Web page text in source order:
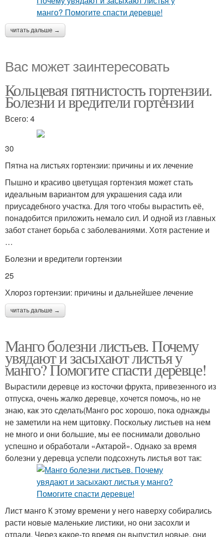
читать дальше →
Вас может заинтересовать
Кольцевая пятнистость гортензии.
Болезни и вредители гортензии
Всего: 4
30
Пятна на листьях гортензии: причины и их лечение
Пышно и красиво цветущая гортензия может стать
идеальным вариантом для украшения сада или
приусадебного участка. Для того чтобы вырастить её,
понадобится приложить немало сил. И одной из главных
забот станет борьба с заболеваниями. Хотя растение и
…
Болезни и вредители гортензии
25
Хлороз гортензии: причины и дальнейшее лечение
читать дальше →
Манго болезни листьев. Почему
увядают и засыхают листья у
манго? Помогите спасти деревце!
Вырастили деревце из косточки фрукта, привезенного из
отпуска, очень жалко деревце, хочется помочь, но не
знаю, как это сделать(Манго рос хорошо, пока однажды
не заметили на нем щитовку. Поскольку листьев на нем
не много и они большие, мы ее поснимали довольно
успешно и обработали «Актарой». Однако за время
болезни у деревца успели подсохнуть листья вот так:
Лист манго К этому времени у него наверху собирались
расти новые маленькие листики, но они засохли и
отпали. Через какое-то время он выпустил новые, они